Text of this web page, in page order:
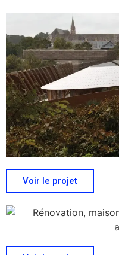
Voir le projet